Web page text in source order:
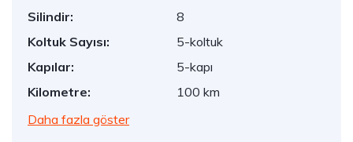
Silindir:
8
Koltuk Sayısı:
5-koltuk
Kapılar:
5-kapı
Kilometre:
100 km
Daha fazla göster